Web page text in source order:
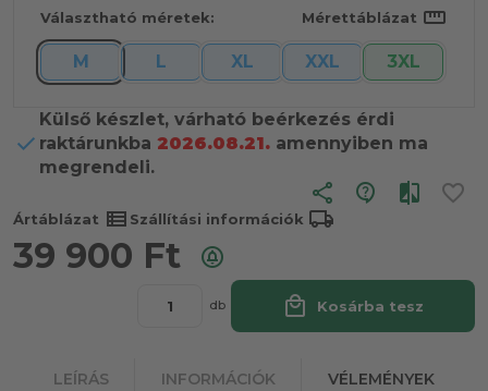
Választható méretek: Mérettáblázat straighten
M L XL XXL 3XL
Külső készlet, várható beérkezés érdi
raktárunkba 2026.08.21. amennyiben ma
megrendeli.
share
Ártáblázat view_list Szállítási információk local_shipping
39 900 Ft
db local_mall Kosárba tesz
LEÍRÁS INFORMÁCIÓK VÉLEMÉNYEK